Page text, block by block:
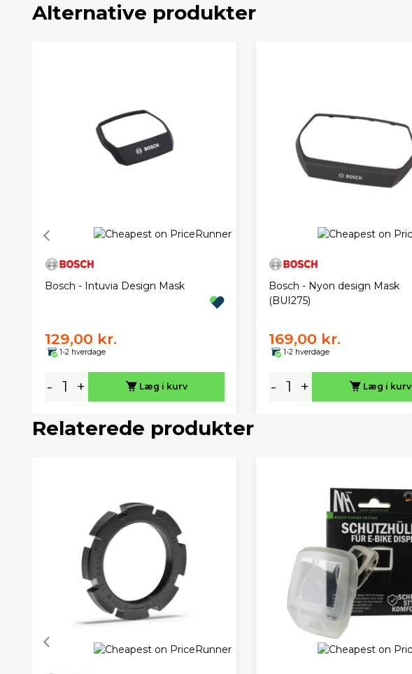
Alternative produkter
Bosch - Intuvia Design Mask
129,00 kr.
1-2 hverdage
- + Læg i kurv
Bosch - Nyon design Mask
(BUI275)
169,00 kr.
1-2 hverdage
- + Læg i kurv
Relaterede produkter